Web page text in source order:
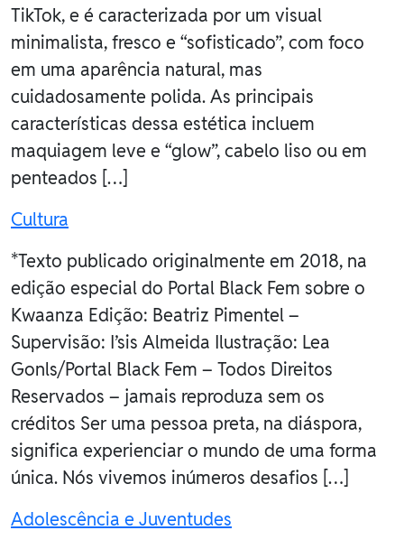
TikTok, e é caracterizada por um visual
minimalista, fresco e “sofisticado”, com foco
em uma aparência natural, mas
cuidadosamente polida. As principais
características dessa estética incluem
maquiagem leve e “glow”, cabelo liso ou em
penteados […]
Cultura
*Texto publicado originalmente em 2018, na
edição especial do Portal Black Fem sobre o
Kwaanza Edição: Beatriz Pimentel –
Supervisão: I’sis Almeida Ilustração: Lea
Gonls/Portal Black Fem – Todos Direitos
Reservados – jamais reproduza sem os
créditos Ser uma pessoa preta, na diáspora,
significa experienciar o mundo de uma forma
única. Nós vivemos inúmeros desafios […]
Adolescência e Juventudes